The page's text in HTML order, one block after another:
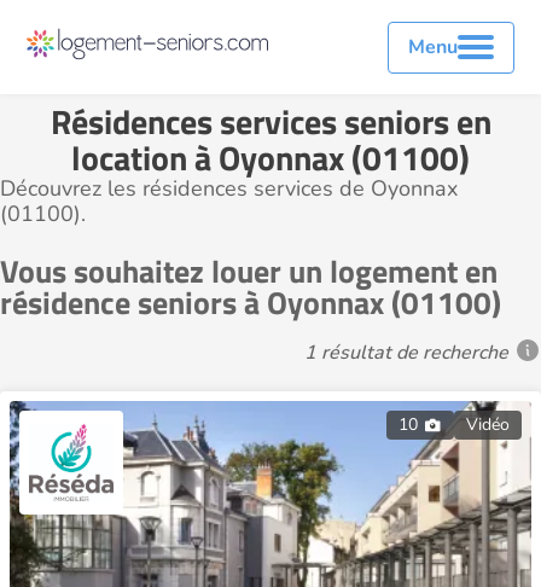
Menu
Résidences services seniors en
location à Oyonnax (01100)
Découvrez les résidences services de Oyonnax
(01100).
Vous souhaitez louer un logement en
résidence seniors à Oyonnax (01100)
1 résultat de recherche
10 Vidéo